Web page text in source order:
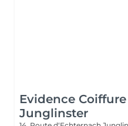
Evidence Coiffure
Junglinster